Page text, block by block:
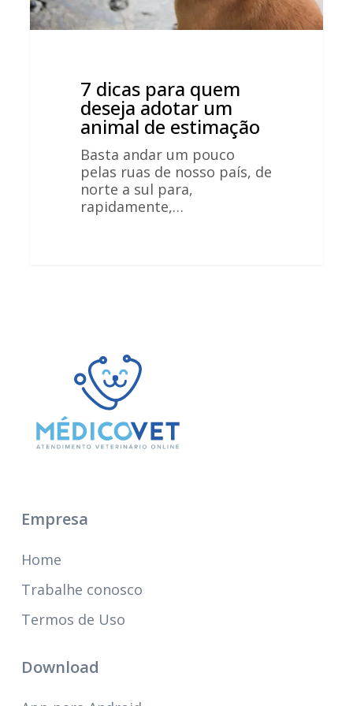
7 dicas para quem
deseja adotar um
animal de estimação
Basta andar um pouco
pelas ruas de nosso país, de
norte a sul para,
rapidamente,…
Empresa
Home
Trabalhe conosco
Termos de Uso
Download